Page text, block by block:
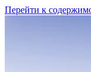
Перейти к